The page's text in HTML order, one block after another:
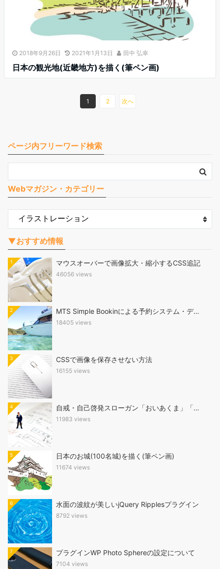
2018年9月26日 2021年1月13日 田中 弘幸
日本の観光地(近畿地方)を描く(筆ペン画)
1 2 次へ
ページ内フリーワード検索
Webマガジン・カテゴリー
▼おすすめ情報
1 マウスオーバーで画像拡大・縮小するCSS追記
46056 views
2 MTS Simple Bookinによる予約システム・デ…
18405 views
3 CSSで画像を保存させない方法
16155 views
4 自戒・自己啓発スローガン「おいあくま」「…
11983 views
5 日本のお城(100名城)を描く(筆ペン画)
11674 views
6 水面の波紋が美しいjQuery Ripplesプラグイン
8792 views
7 プラグインWP Photo Sphereの設定について
7104 views